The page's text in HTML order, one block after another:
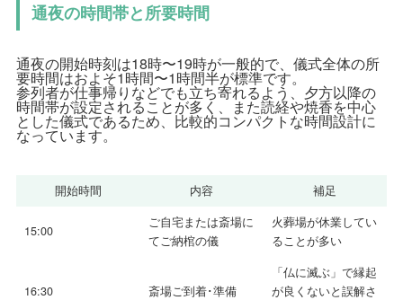
通夜の時間帯と所要時間
通夜の開始時刻は18時〜19時が一般的で、儀式全体の所
要時間はおよそ1時間〜1時間半が標準です。
参列者が仕事帰りなどでも立ち寄れるよう、夕方以降の
時間帯が設定されることが多く、また読経や焼香を中心
とした儀式であるため、比較的コンパクトな時間設計に
なっています。
開始時間 内容 補足
15:00
ご自宅または斎場に
てご納棺の儀
火葬場が休業してい
ることが多い
16:30 斎場ご到着･準備
「仏に滅ぶ」で縁起
が良くないと誤解さ